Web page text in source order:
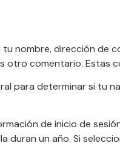
nombre, dirección de
comentario. Estas
para determinar si tu
de inicio de
un año. Si